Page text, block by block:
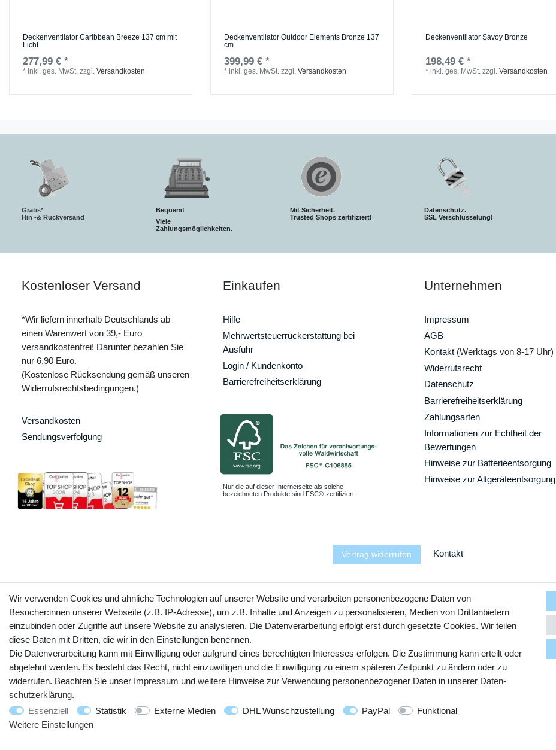
Deckenventilator Caribbean Breeze 137 cm mit
Licht
277,99 € *
*inkl. ges. MwSt. zzgl.Versandkosten
Deckenventilator Outdoor Elements Bronze 137
cm
399,99 € *
*inkl. ges. MwSt. zzgl.Versandkosten
Deckenventilator Savoy Bronze
198,49 € *
*inkl. ges. MwSt. zzgl.Versandkosten
Gratis*
Hin -& Rückversand
Bequem!
Viele
Zahlungsmöglichkeiten.
Mit Sicherheit.
Trusted Shops zertifiziert!
Datenschutz.
SSL Verschlüsselung!
Kostenloser Versand
*Wir liefern innerhalb Deutschlands ab
einen Warenwert von 39,- Euro
versandkostenfrei! Darunter bezahlen Sie
nur 6,90 Euro.
(Kostenlose Rücksendung gemäß unseren
Widerrufsrechtsbedingungen.)
Versandkosten
Sendungsverfolgung
Einkaufen
Hilfe
Mehrwertsteuerrückerstattung bei
Ausfuhr
Login / Kundenkonto
Barrierefreiheitserklärung
Nur die auf dieser Internetseite als solche
bezeichneten Produkte sind FSC®-zertifiziert.
Unternehmen
Impressum
AGB
Kontakt (Werktags von 8-17 Uhr)
Widerrufsrecht
Datenschutz
Barrierefreiheitserklärung
Zahlungsarten
Informationen zur Echtheit der
Bewertungen
Hinweise zur Batterieentsorgung
Hinweise zur Altgeräteentsorgung
Vertrag widerrufen Kontakt
© Copyright 2025 webtotrade GmbH. Alle Rechte vorbehalten.
Wir verwenden Cookies und ähnliche Technologien auf unserer Website und verarbeiten personenbezogene Daten von
Besucher:innen unserer Webseite (z.B. IP-Adresse), um z.B. Inhalte und Anzeigen zu personalisieren, Medien von Drittanbietern
einzubinden oder Zugriffe auf unsere Website zu analysieren. Die Datenverarbeitung erfolgt erst durch gesetzte Cookies. Wir teilen
diese Daten mit Dritten, die wir in den Einstellungen benennen.
Die Datenverarbeitung kann mit Einwilligung oder aufgrund eines berechtigten Interesses erfolgen. Die Zustimmung kann erteilt oder
abgelehnt werden. Es besteht das Recht, nicht einzuwilligen und die Einwilligung zu einem späteren Zeitpunkt zu ändern oder zu
widerrufen. Beachten Sie unser Impressum und weitere Hinweise zur Verwendung personenbezogener Daten in unserer Daten­
schutz­erklärung.
Essenziell
Statistik Externe Medien DHL Wunschzustellung PayPal
Funktional
Weitere Einstellungen